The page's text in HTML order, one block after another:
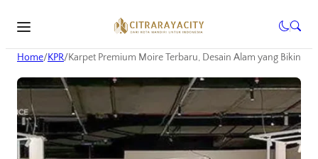
Home/KPR/Karpet Premium Moire Terbaru, Desain Alam yang Bikin